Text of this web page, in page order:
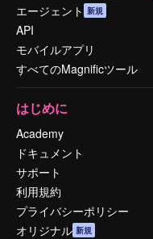
エージェント 新規
API
モバイルアプリ
すべてのMagnificツール
はじめに
Academy
ドキュメント
サポート
利用規約
プライバシーポリシー
オリジナル 新規